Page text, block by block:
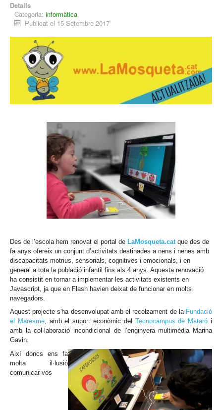
Detalls
Categoria: informàtica
Publicat el 15 Setembre 2017
Des de l’escola hem renovat el portal de LaMosqueta.cat que des de
fa anys ofereix un conjunt d’activitats destinades a nens i nenes amb
discapacitats motrius, sensorials, cognitives i emocionals, i en
general a tota la població infantil fins als 4 anys. Aquesta renovació
ha consistit en tornar a implementar les activitats existents en
Javascript, ja que en Flash havien deixat de funcionar en molts
navegadors.
Aquest projecte s'ha desenvolupat amb el recolzament de la Fundació
el Maresme, amb el suport econòmic del Tecnocampus de Mataró i
amb la col·laboració incondicional de l’enginyera multimèdia Marina
Gavin.
Així doncs ens fa
molta il·lusió
comunicar-vos